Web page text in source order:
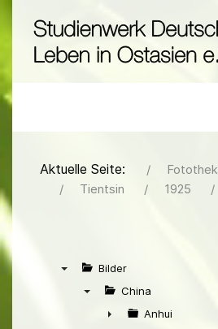
Aktuelle Seite: Fotothek
Tientsin
1925
Bilder
China
Anhui